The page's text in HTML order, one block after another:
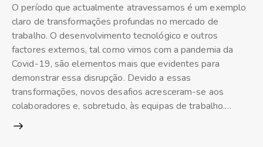
O período que actualmente atravessamos é um exemplo
claro de transformações profundas no mercado de
trabalho. O desenvolvimento tecnológico e outros
factores externos, tal como vimos com a pandemia da
Covid-19, são elementos mais que evidentes para
demonstrar essa disrupção. Devido a essas
transformações, novos desafios acresceram-se aos
colaboradores e, sobretudo, às equipas de trabalho.…